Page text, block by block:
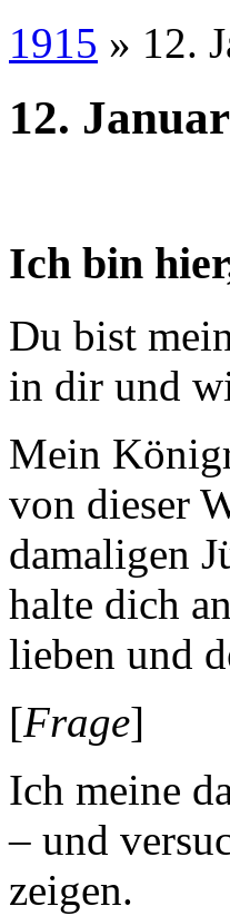
1915 » 12.
12.
Ich bin
Du bist
in dir und
Mein
von dieser
damaligen
halte dich
lieben und
[Frage]
Ich meine
– und
zeigen.